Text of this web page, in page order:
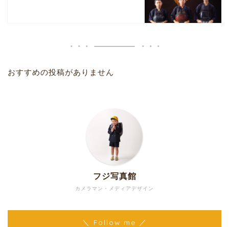
おすすめの投稿がありません
カメラマン・メディアデザイン
フジ写真館
＼ Follow me ／